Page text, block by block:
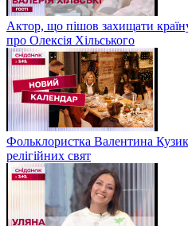
Актор, що пішов захищати
про Олексія Хільського
Фольклористка Валентина
релігійних свят